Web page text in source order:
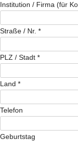
Institution / Firma (für
Straße / Nr. *
PLZ / Stadt *
Land *
Telefon
Geburtstag